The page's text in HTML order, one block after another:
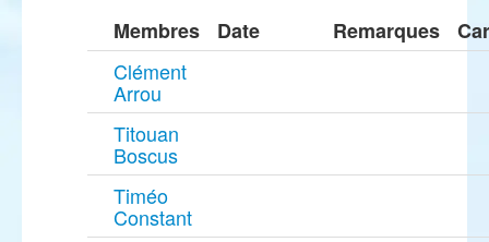
Membres Date Remarques
Clément
Arrou
Titouan
Boscus
Timéo
Constant